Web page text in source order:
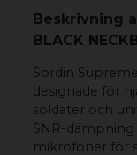
Beskrivning
BLACK
Sordin
designade för
soldater och
SNR-
mikrofoner för